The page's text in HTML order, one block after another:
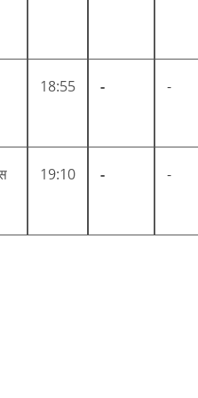
18:55 - -
19:10 - -